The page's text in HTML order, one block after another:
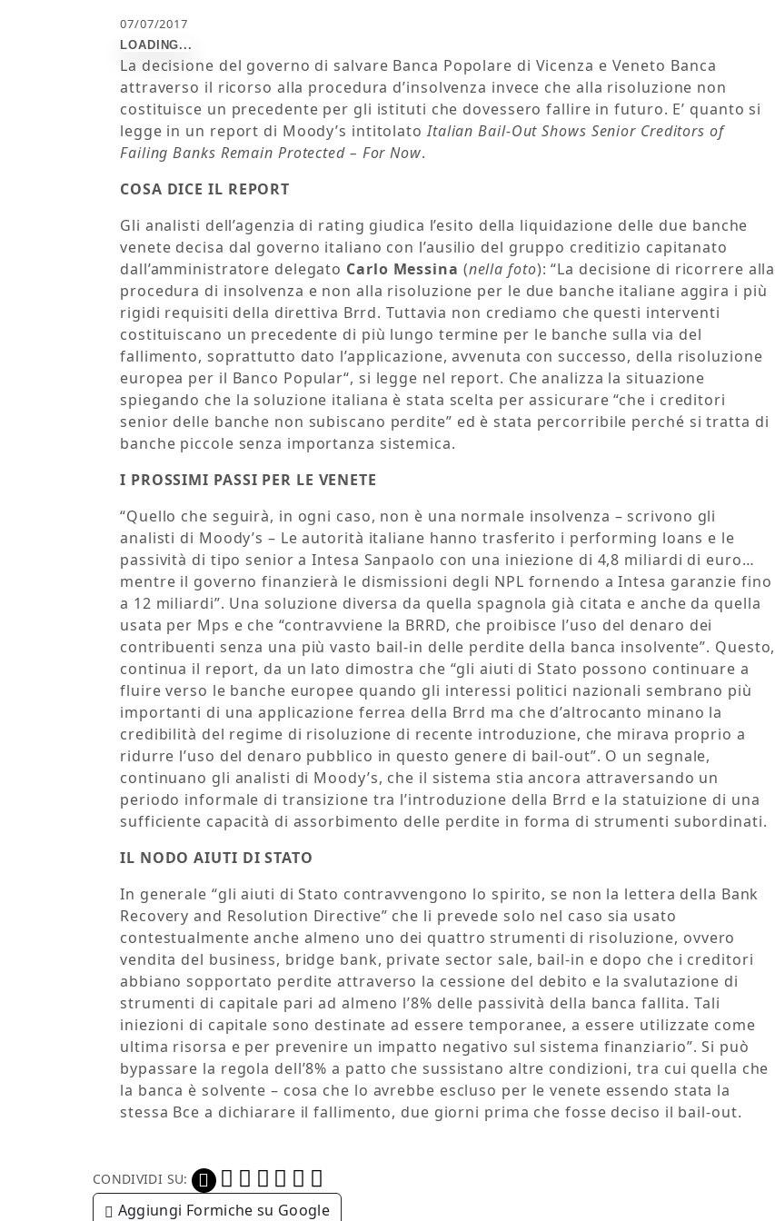
07/07/2017
La decisione del governo di salvare Banca Popolare di Vicenza e Veneto Banca
attraverso il ricorso alla procedura d’insolvenza invece che alla risoluzione non
costituisce un precedente per gli istituti che dovessero fallire in futuro. E’ quanto si
legge in un report di Moody’s intitolatoItalian Bail-Out Shows Senior Creditors of
Failing Banks Remain Protected – For Now.
COSA DICE IL REPORT
Gli analisti dell’agenzia di rating giudica l’esito della liquidazione delle due banche
venete decisa dal governo italiano con l’ausilio del gruppo creditizio capitanato
dall’amministratore delegato Carlo Messina (nella foto): “La decisione di ricorrere alla
procedura di insolvenza e non alla risoluzione per le due banche italiane aggira i più
rigidi requisiti della direttiva Brrd. Tuttavia non crediamo che questi interventi
costituiscano un precedente di più lungo termine per le banche sulla via del
fallimento, soprattutto dato l’applicazione, avvenuta con successo, della risoluzione
europea per il Banco Popular“, si legge nel report. Che analizza la situazione
spiegando che la soluzione italiana è stata scelta per assicurare “che i creditori
senior delle banche non subiscano perdite” ed è stata percorribile perché si tratta di
banche piccole senza importanza sistemica.
I PROSSIMI PASSI PER LE VENETE
“Quello che seguirà, in ogni caso, non è una normale insolvenza – scrivono gli
analisti di Moody’s – Le autorità italiane hanno trasferito i performing loans e le
passività di tipo senior a Intesa Sanpaolo con una iniezione di 4,8 miliardi di euro…
mentre il governo finanzierà le dismissioni degli NPL fornendo a Intesa garanzie fino
a 12 miliardi”. Una soluzione diversa da quella spagnola già citata e anche da quella
usata per Mps e che “contravviene la BRRD, che proibisce l’uso del denaro dei
contribuenti senza una più vasto bail-in delle perdite della banca insolvente”. Questo,
continua il report, da un lato dimostra che “gli aiuti di Stato possono continuare a
fluire verso le banche europee quando gli interessi politici nazionali sembrano più
importanti di una applicazione ferrea della Brrd ma che d’altrocanto minano la
credibilità del regime di risoluzione di recente introduzione, che mirava proprio a
ridurre l’uso del denaro pubblico in questo genere di bail-out”. O un segnale,
continuano gli analisti di Moody’s, che il sistema stia ancora attraversando un
periodo informale di transizione tra l’introduzione della Brrd e la statuizione di una
sufficiente capacità di assorbimento delle perdite in forma di strumenti subordinati.
IL NODO AIUTI DI STATO
In generale “gli aiuti di Stato contravvengono lo spirito, se non la lettera della Bank
Recovery and Resolution Directive” che li prevede solo nel caso sia usato
contestualmente anche almeno uno dei quattro strumenti di risoluzione, ovvero
vendita del business, bridge bank, private sector sale, bail-in e dopo che i creditori
abbiano sopportato perdite attraverso la cessione del debito e la svalutazione di
strumenti di capitale pari ad almeno l’8% delle passività della banca fallita. Tali
iniezioni di capitale sono destinate ad essere temporanee, a essere utilizzate come
ultima risorsa e per prevenire un impatto negativo sul sistema finanziario”. Si può
bypassare la regola dell’8% a patto che sussistano altre condizioni, tra cui quella che
la banca è solvente – cosa che lo avrebbe escluso per le venete essendo stata la
stessa Bce a dichiarare il fallimento, due giorni prima che fosse deciso il bail-out.
CONDIVIDI SU:
Aggiungi Formiche su Google